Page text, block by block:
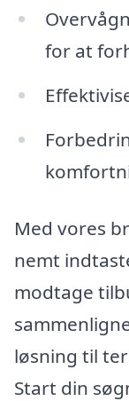
for at
Med vores
nemt
modtage
løsning til
Start din